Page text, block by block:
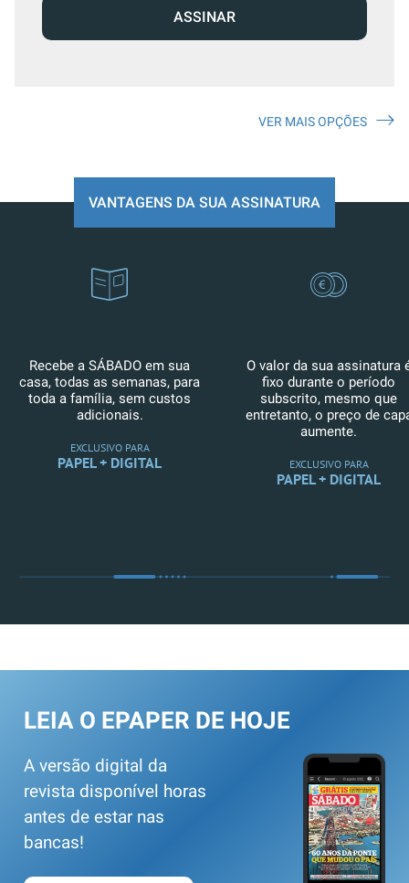
ASSINAR
VER MAIS OPÇÕES
VANTAGENS DA SUA ASSINATURA
Recebe a SÁBADO em sua
casa, todas as semanas, para
toda a família, sem custos
adicionais.
EXCLUSIVO PARA
PAPEL + DIGITAL
O valor da sua assinatura
fixo durante o período
subscrito, mesmo que
entretanto, o preço de
aumente.
EXCLUSIVO PARA
PAPEL + DIGITAL
LEIA O EPAPER DE HOJE
A versão digital da
revista disponível horas
antes de estar nas
bancas!